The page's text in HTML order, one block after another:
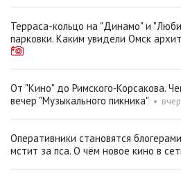
Терраса-кольцо на "Динамо" и
парковки. Каким увидели Омск
От "Кино" до Римского‑Корсакова.
вечер "Музыкального пикника" •
Оперативники становятся
мстит за пса. О чём новое кино в